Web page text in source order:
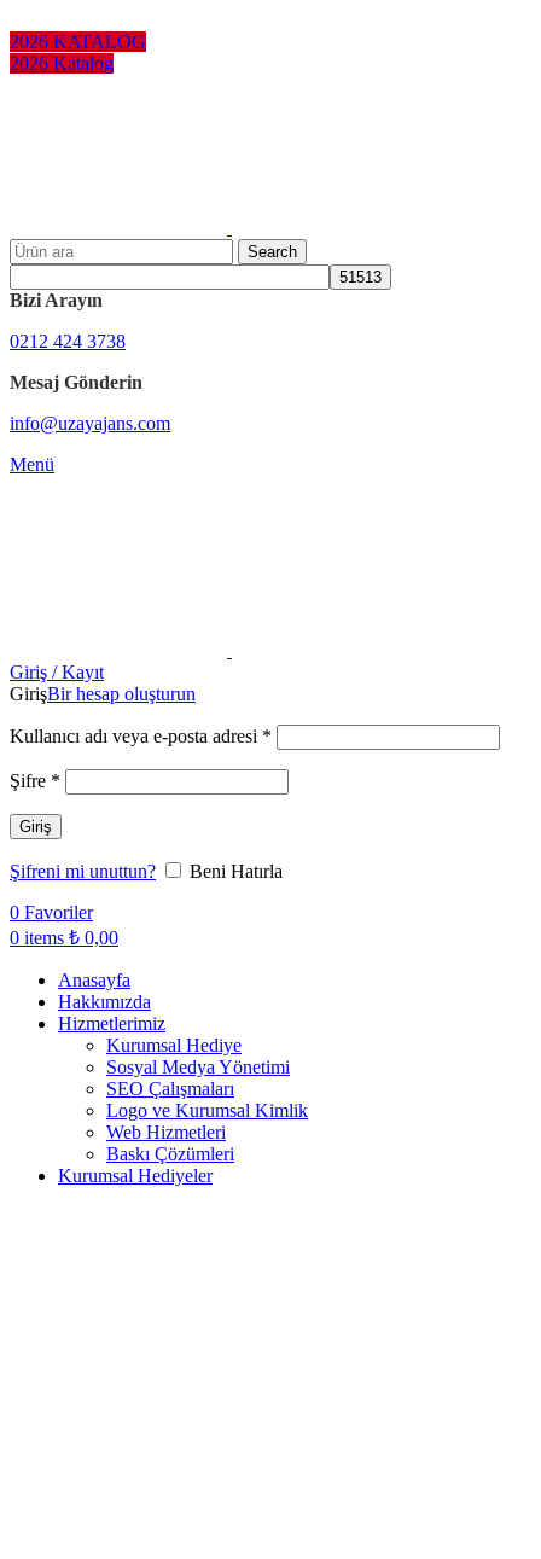
2026 KATALOG
2026 Katalog
Search
Bizi Arayın
0212 424 3738
Mesaj Gönderin
info@uzayajans.com
Menü
Giriş / Kayıt
GirişBir hesap oluşturun
Kullanıcı adı veya e-posta adresi *
Şifre *
Giriş
Şifreni mi unuttun?
Beni Hatırla
0 Favoriler
0 items ₺ 0,00
Anasayfa
Hakkımızda
Hizmetlerimiz
Kurumsal Hediye
Sosyal Medya Yönetimi
SEO Çalışmaları
Logo ve Kurumsal Kimlik
Web Hizmetleri
Baskı Çözümleri
Kurumsal Hediyeler